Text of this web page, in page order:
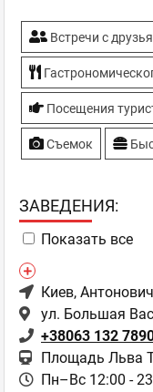
Встречи с
Посещения
Съемок
ЗAВЕДЕНИЯ:
Показать все
Киев,
ул. Большая
+38063 132
Площадь Льва
Пн–Вс 12:00 -